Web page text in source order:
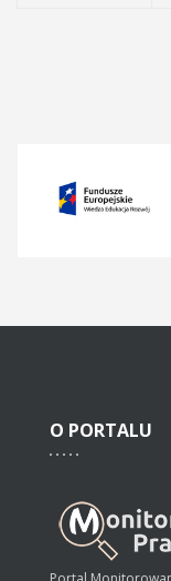
O PORTALU